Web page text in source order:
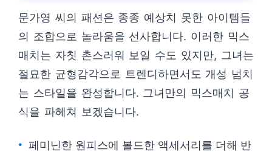
문가영 씨의 패션은 종종 예상치 못한 아이템들
의 조합으로 놀라움을 선사합니다. 이러한 믹스
매치는 자칫 촌스러워 보일 수도 있지만, 그녀는
절묘한 균형감각으로 트렌디하면서도 개성 넘치
는 스타일을 완성합니다. 그녀만의 믹스매치 공
식을 파헤쳐 보겠습니다.
페미닌한 원피스에 볼드한 액세서리를 더해 반